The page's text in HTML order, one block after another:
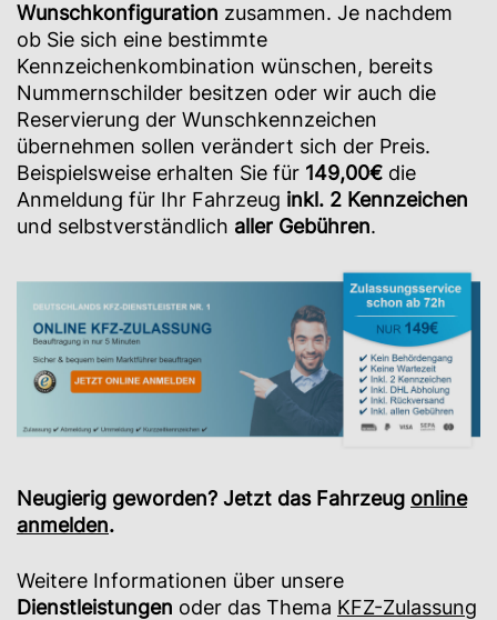
Wunschkonfiguration zusammen. Je nachdem
ob Sie sich eine bestimmte
Kennzeichenkombination wünschen, bereits
Nummernschilder besitzen oder wir auch die
Reservierung der Wunschkennzeichen
übernehmen sollen verändert sich der Preis.
Beispielsweise erhalten Sie für 149,00€ die
Anmeldung für Ihr Fahrzeug inkl. 2 Kennzeichen
und selbstverständlich aller Gebühren.
Neugierig geworden? Jetzt das Fahrzeug online
anmelden.
Weitere Informationen über unsere
Dienstleistungen oder das Thema KFZ-Zulassung